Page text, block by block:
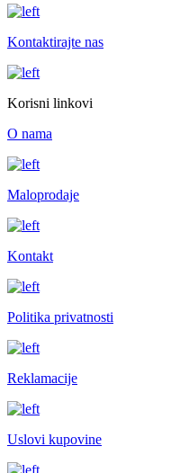
Kontaktirajte nas
Korisni linkovi
O nama
Maloprodaje
Kontakt
Politika privatnosti
Reklamacije
Uslovi kupovine